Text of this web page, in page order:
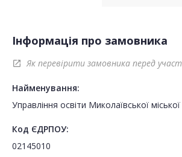
Інформація про замовника
open_in_new Як перевірити замовника перед
Найменування:
Управління освіти Миколаївської
Код ЄДРПОУ:
02145010